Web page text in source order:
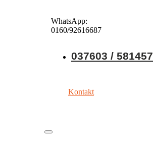
WhatsApp:
0160/92616687
037603 / 581457
Kontakt